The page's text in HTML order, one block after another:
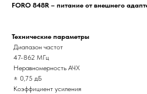
FORO 848R – питание от внешнего
Технические параметры
Диапазон частот
47-862 МГц
Неравномерность АЧХ
± 0,75 дБ
Коэффициент усиления